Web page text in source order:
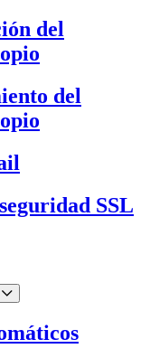
del
del
SSL